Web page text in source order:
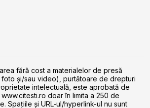
fără cost a materialelor de presă
foto și/sau video), purtătoare de drepturi
intelectuală, este aprobată de
doar în limita a 250 de
Spaţiile şi URL-ul/hyperlink-ul nu sunt